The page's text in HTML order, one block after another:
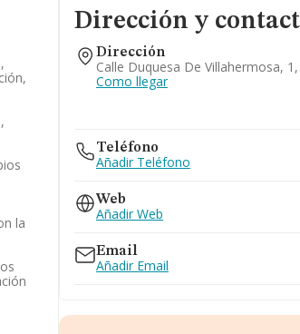
la
Dirección y
Dirección
Calle Duquesa De Villahermosa,
Como llegar
Teléfono
Añadir Teléfono
Web
Añadir Web
Email
Añadir Email